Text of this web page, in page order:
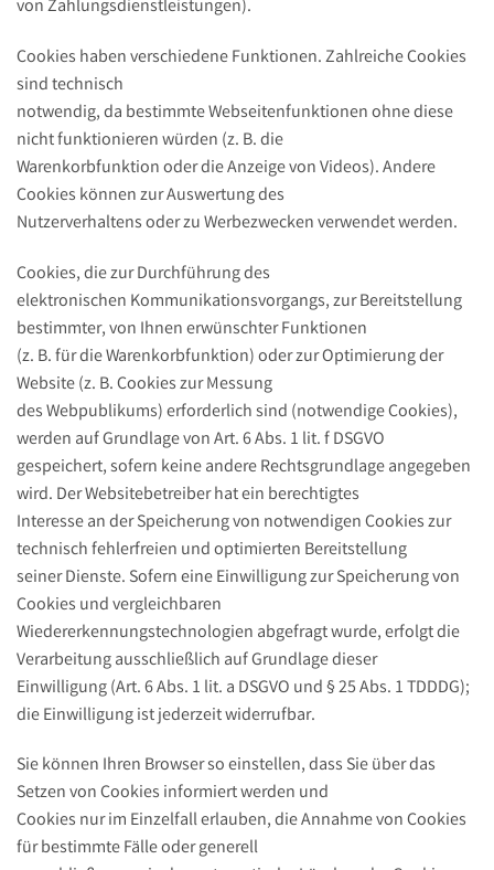
von Zahlungsdienstleistungen).
Cookies haben verschiedene Funktionen. Zahlreiche Cookies
sind technisch
notwendig, da bestimmte Webseitenfunktionen ohne diese
nicht funktionieren würden (z. B. die
Warenkorbfunktion oder die Anzeige von Videos). Andere
Cookies können zur Auswertung des
Nutzerverhaltens oder zu Werbezwecken verwendet werden.
Cookies, die zur Durchführung des
elektronischen Kommunikationsvorgangs, zur Bereitstellung
bestimmter, von Ihnen erwünschter Funktionen
(z. B. für die Warenkorbfunktion) oder zur Optimierung der
Website (z. B. Cookies zur Messung
des Webpublikums) erforderlich sind (notwendige Cookies),
werden auf Grundlage von Art. 6 Abs. 1 lit. f DSGVO
gespeichert, sofern keine andere Rechtsgrundlage angegeben
wird. Der Websitebetreiber hat ein berechtigtes
Interesse an der Speicherung von notwendigen Cookies zur
technisch fehlerfreien und optimierten Bereitstellung
seiner Dienste. Sofern eine Einwilligung zur Speicherung von
Cookies und vergleichbaren
Wiedererkennungstechnologien abgefragt wurde, erfolgt die
Verarbeitung ausschließlich auf Grundlage dieser
Einwilligung (Art. 6 Abs. 1 lit. a DSGVO und § 25 Abs. 1 TDDDG);
die Einwilligung ist jederzeit widerrufbar.
Sie können Ihren Browser so einstellen, dass Sie über das
Setzen von Cookies informiert werden und
Cookies nur im Einzelfall erlauben, die Annahme von Cookies
für bestimmte Fälle oder generell